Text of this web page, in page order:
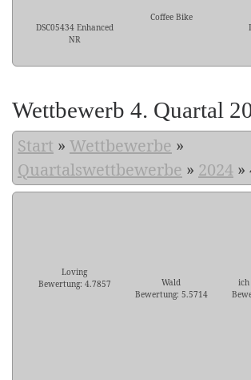
DSC05434 Enhanced
NR
Coffee Bike
Wettbewerb 4. Quartal
Start » Wettbewerbe »
Quartalswettbewerbe » 2024 »
Loving
Bewertung: 4.7857
Wald
Bewertung: 5.5714
ich